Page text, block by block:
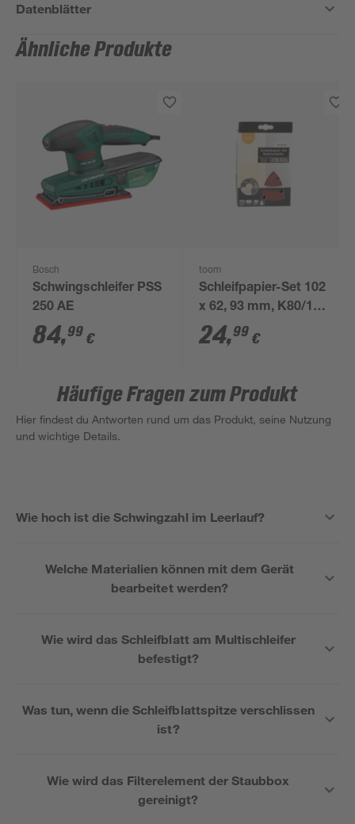
Datenblätter
Ähnliche Produkte
Bosch
Schwingschleifer PSS
250 AE
84,99 €
toom
Schleifpapier-Set 102
x 62, 93 mm, K80/120,
30 Stück
24,99 €
Häufige Fragen zum Produkt
Hier findest du Antworten rund um das Produkt, seine Nutzung
und wichtige Details.
Wie hoch ist die Schwingzahl im Leerlauf?
Welche Materialien können mit dem Gerät
bearbeitet werden?
Wie wird das Schleifblatt am Multischleifer
befestigt?
Was tun, wenn die Schleifblattspitze verschlissen
ist?
Wie wird das Filterelement der Staubbox
gereinigt?